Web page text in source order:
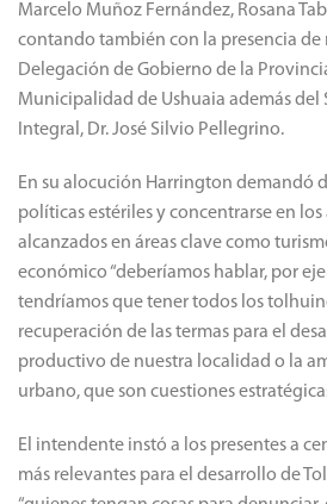
Marcelo Muñoz Fernández, Rosana
contando también con la presencia de
Delegación de Gobierno de la
Municipalidad de Ushuaia además del
Integral, Dr. José Silvio Pellegrino.
En su alocución Harrington demandó
políticas estériles y concentrarse en
alcanzados en áreas clave como
económico “deberíamos hablar, por
tendríamos que tener todos los
recuperación de las termas para el
productivo de nuestra localidad o la
urbano, que son cuestiones
El intendente instó a los presentes a
más relevantes para el desarrollo de